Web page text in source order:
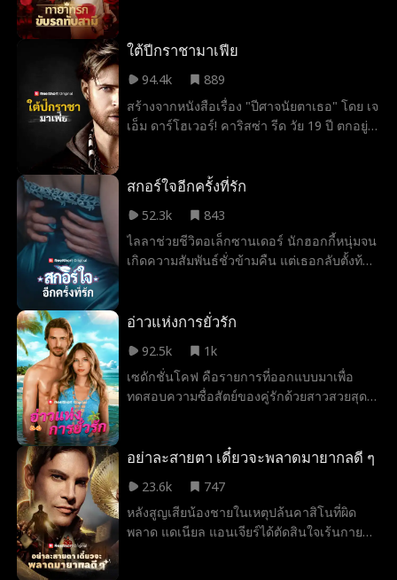
ความเจ็บปวดที่ทนไม่ไหวในท้อง เมื่อเธอทนไม่
กับของขวัญสำหรับหลานคนใหม่ของเขา อเล็ก
จะปกป้องลูกสาวของเขาอย่างไร เมื่อไหร่ไอริส
จะตบหน้าสามีและแม่สามีของเธอเสียที
ลิลลี่จะเอาชนะพวกเขาทั้งหมดได้หรือไม่
ใต้ปีกราชามาเฟีย
94.4k
889
สร้างจากหนังสือเรื่อง "ปีศาจนัยตาเธอ" โดย เจ
เอ็ม ดาร์โฮเวอร์! คาริสซ่า รีด วัย 19 ปี ตกอยู่
เธอเปลี่ยนไปเมื่อนาซ วิตาลีอดีตนักโทษและ
หญิงสาวถูกดึงดูดด้วยความอันตรายของเขา
เธอท้าทายเขาให้ยอมรับว่าเธอเป็นของเขา
ด้วยทุกจุมพิตและการกระทำอันห้าวหาญ เธอ
เอาชีวิตรอดในโลกของเขาได้หรือไม่ และจะ
หรือเปล่า
สกอร์ใจอีกครั้งที่รัก
52.3k
843
ไลลาช่วยชีวิตอเล็กซานเดอร์ นักฮอกกี้หนุ่มจน
เกิดความสัมพันธ์ชั่วข้ามคืน แต่เธอกลับตั้งท้อง
หาเงินรักษาลูกชาย ขณะที่อเล็กซานเดอร์
เขาจะกลับมาทันเวลาก่อนที่ทุกอย่างจะสายไป
หรือไม่
อ่าวแห่งการยั่วรัก
92.5k
1k
เซดักชั่นโคฟ คือรายการที่ออกแบบมาเพื่อ
ทดสอบความซื่อสัตย์ของคู่รักด้วยสาวสวยสุด
เธอ เธอก็ได้กลับมาพบกับอดัม ชายผู้ที่ช่วยชีวิต
กันอีกครั้งนี้จะเอาชีวิตรอดจาก เซดักชั่นโคฟ
ได้หรือไม่?
อย่าละสายตา เดี๋ยวจะพลาดมายากลดี ๆ
23.6k
747
หลังสูญเสียน้องชายในเหตุปล้นคาสิโนที่ผิด
พลาด แดเนียล แอนเจียร์ได้ตัดสินใจเร้นกาย